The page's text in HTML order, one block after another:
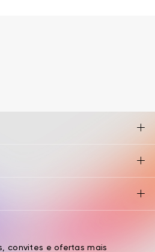
convites e ofertas mais